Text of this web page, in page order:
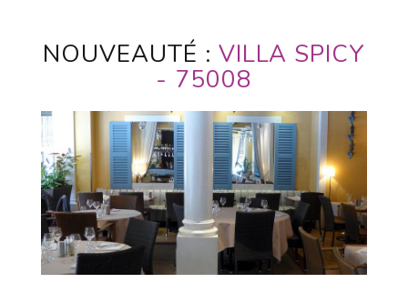
NOUVEAUTÉ : VILLA SPICY
- 75008